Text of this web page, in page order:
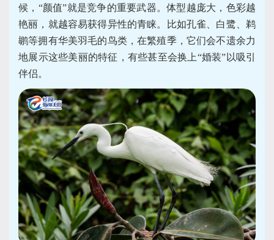
候，“颜值”就是竞争的重要武器。体型越庞大，色彩越
艳丽，就越容易获得异性的青睐。比如孔雀、白鹭、鹈
鹕等拥有华美羽毛的鸟类，在繁殖季，它们会不遗余力
地展示这些美丽的特征，有些甚至会换上“婚装”以吸引
伴侣。